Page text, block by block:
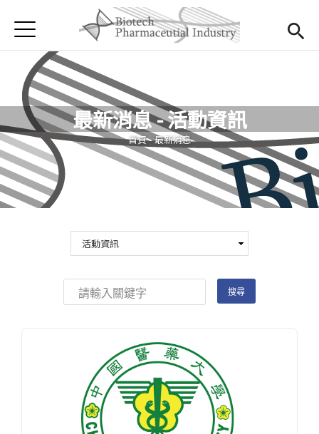
首頁
首頁
最新消息
學程介紹
課程規劃
招生資訊
Jump to Navigation
Jump to Main content
最新消息 - 活動資訊
您在這裡
首頁-最新消息